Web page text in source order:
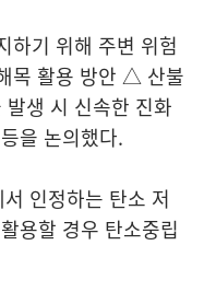
기 위해 주변 위험
목 활용 방안 △ 산불
생 시 신속한 진화
을 논의했다.
인정하는 탄소 저
용할 경우 탄소중립